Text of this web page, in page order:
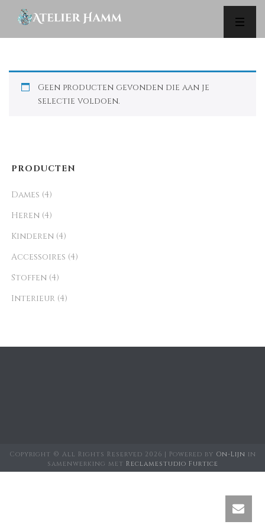
Geen producten gevonden die aan je
selectie voldoen.
PRODUCTEN
Dames (4)
Heren (4)
Kinderen (4)
Accessoires (4)
Stoffen (4)
Interieur (4)
Copyright © All Rights Reserved 2026 | Powered by On-Lijn in
samenwerking met Reclamestudio Furtice